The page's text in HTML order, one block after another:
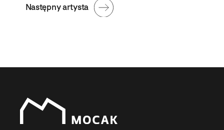
Następny artysta